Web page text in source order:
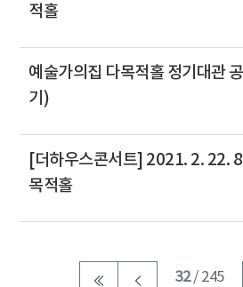
적홀
예술가의집 다목적홀 정기대관
기)
[더하우스콘서트] 2021. 2. 22.
목적홀
32/ 245